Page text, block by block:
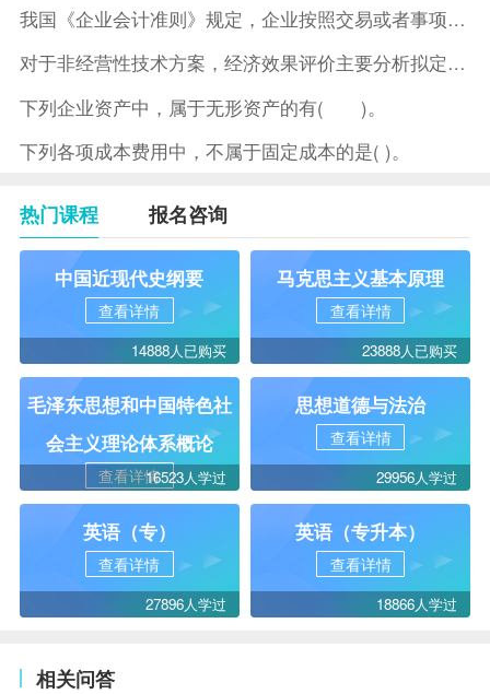
我国《企业会计准则》规定，企业按照交易或者事项的经济特征确定
对于非经营性技术方案，经济效果评价主要分析拟定方案的( )。
下列企业资产中，属于无形资产的有( )。
下列各项成本费用中，不属于固定成本的是( )。
热门课程 报名咨询
中国近现代史纲要
查看详情
14888人已购买
马克思主义基本原理
查看详情
23888人已购买
毛泽东思想和中国特色社
会主义理论体系概论
查看详情16523人学过
思想道德与法治
查看详情
29956人学过
英语（专）
查看详情
27896人学过
英语（专升本）
查看详情
18866人学过
相关问答